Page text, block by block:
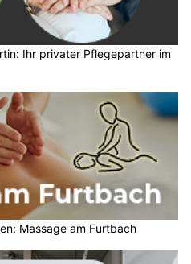
Ihr privater Pflegepartner im
Massage am Furtbach